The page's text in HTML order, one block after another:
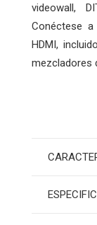
videowall,
Conéctese
HDMI,
mezcladores